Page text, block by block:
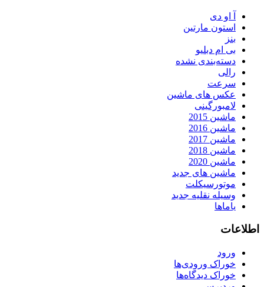
آ او دی
استون مارتین
بنز
بی ام دبلیو
دسته‌بندی نشده
رالی
سرعت
عکس های ماشین
لامبورگینی
ماشین 2015
ماشین 2016
ماشین 2017
ماشین 2018
ماشین 2020
ماشین های جدید
موتورسیکلت
وسیله نقلیه جدید
یاماها
اطلاعات
ورود
خوراک ورودی‌ها
خوراک دیدگاه‌ها